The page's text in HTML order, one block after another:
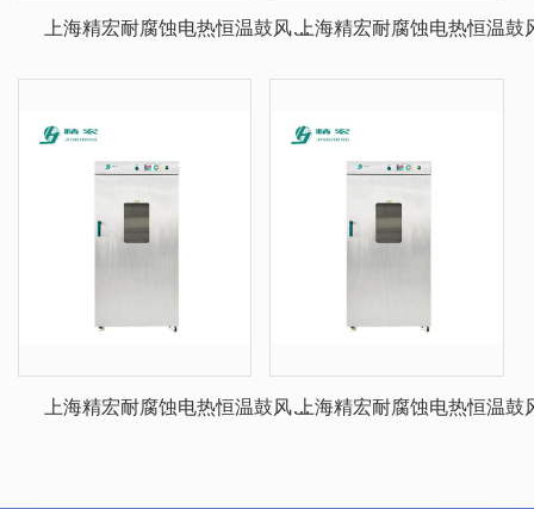
上海精宏耐腐蚀电热恒温鼓风干上海精宏耐腐蚀电热恒温鼓
上海精宏耐腐蚀电热恒温鼓风干上海精宏耐腐蚀电热恒温鼓